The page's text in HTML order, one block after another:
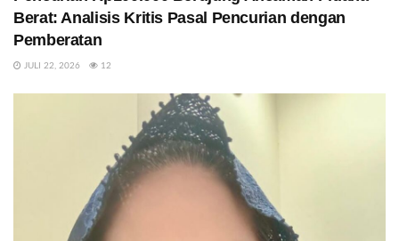
Berat: Analisis Kritis Pasal Pencurian dengan
Pemberatan
JULI 22, 2026 12